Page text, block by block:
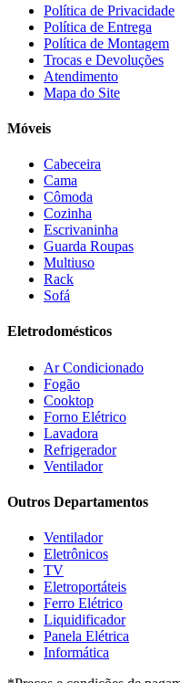
Cotherm(2)
D' Doro
Dako(23)
Demóbile(13)
Dômina
Doripel
Estofados
Fischer
Giga
Gree(3)
Henn
Hisense
Hot Sat
HP
JB
Kaiki Móveis
KAMABEL
kasper
Kaza
Leifer
Lenoxx
Política de Privacidade
Política de Entrega
Política de Montagem
Trocas e Devoluções
Atendimento
Mapa do Site
Móveis
Cabeceira
Cama
Cômoda
Cozinha
Escrivaninha
Guarda Roupas
Multiuso
Rack
Sofá
Eletrodomésticos
Ar Condicionado
Fogão
Cooktop
Forno Elétrico
Lavadora
Refrigerador
Ventilador
Outros Departamentos
Ventilador
Eletrônicos
TV
Eletroportáteis
Ferro Elétrico
Liquidificador
Panela Elétrica
Informática